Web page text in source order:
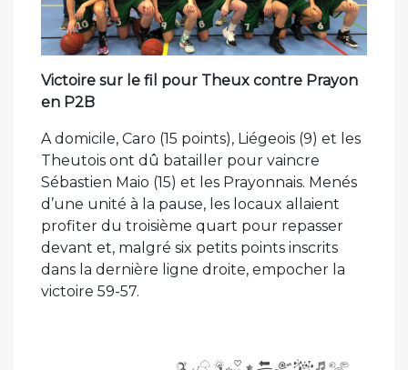
Victoire sur le fil pour Theux contre Prayon
en P2B
A domicile, Caro (15 points), Liégeois (9) et les
Theutois ont dû batailler pour vaincre
Sébastien Maio (15) et les Prayonnais. Menés
d’une unité à la pause, les locaux allaient
profiter du troisième quart pour repasser
devant et, malgré six petits points inscrits
dans la dernière ligne droite, empocher la
victoire 59-57.